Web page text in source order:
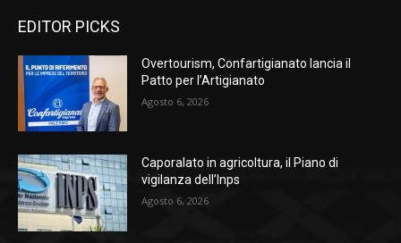
EDITOR PICKS
Overtourism, Confartigianato lancia il
Patto per l’Artigianato
Agosto 6, 2026
Caporalato in agricoltura, il Piano di
vigilanza dell’Inps
Agosto 6, 2026